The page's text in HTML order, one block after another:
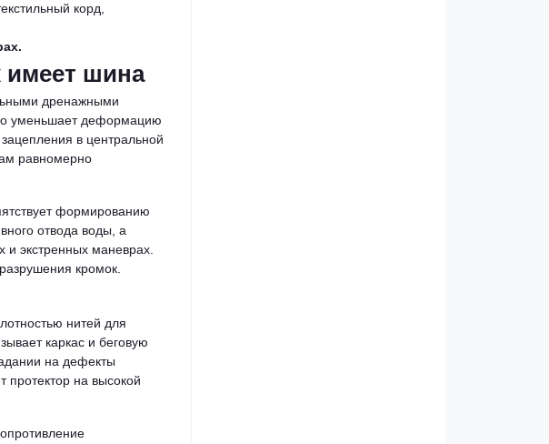
корд,
имеет шина
дренажными
уменьшает деформацию
в центральной
равномерно
формированию
отвода воды, а
экстренных маневрах.
кромок.
нитей для
каркас и беговую
на дефекты
протектор на высокой